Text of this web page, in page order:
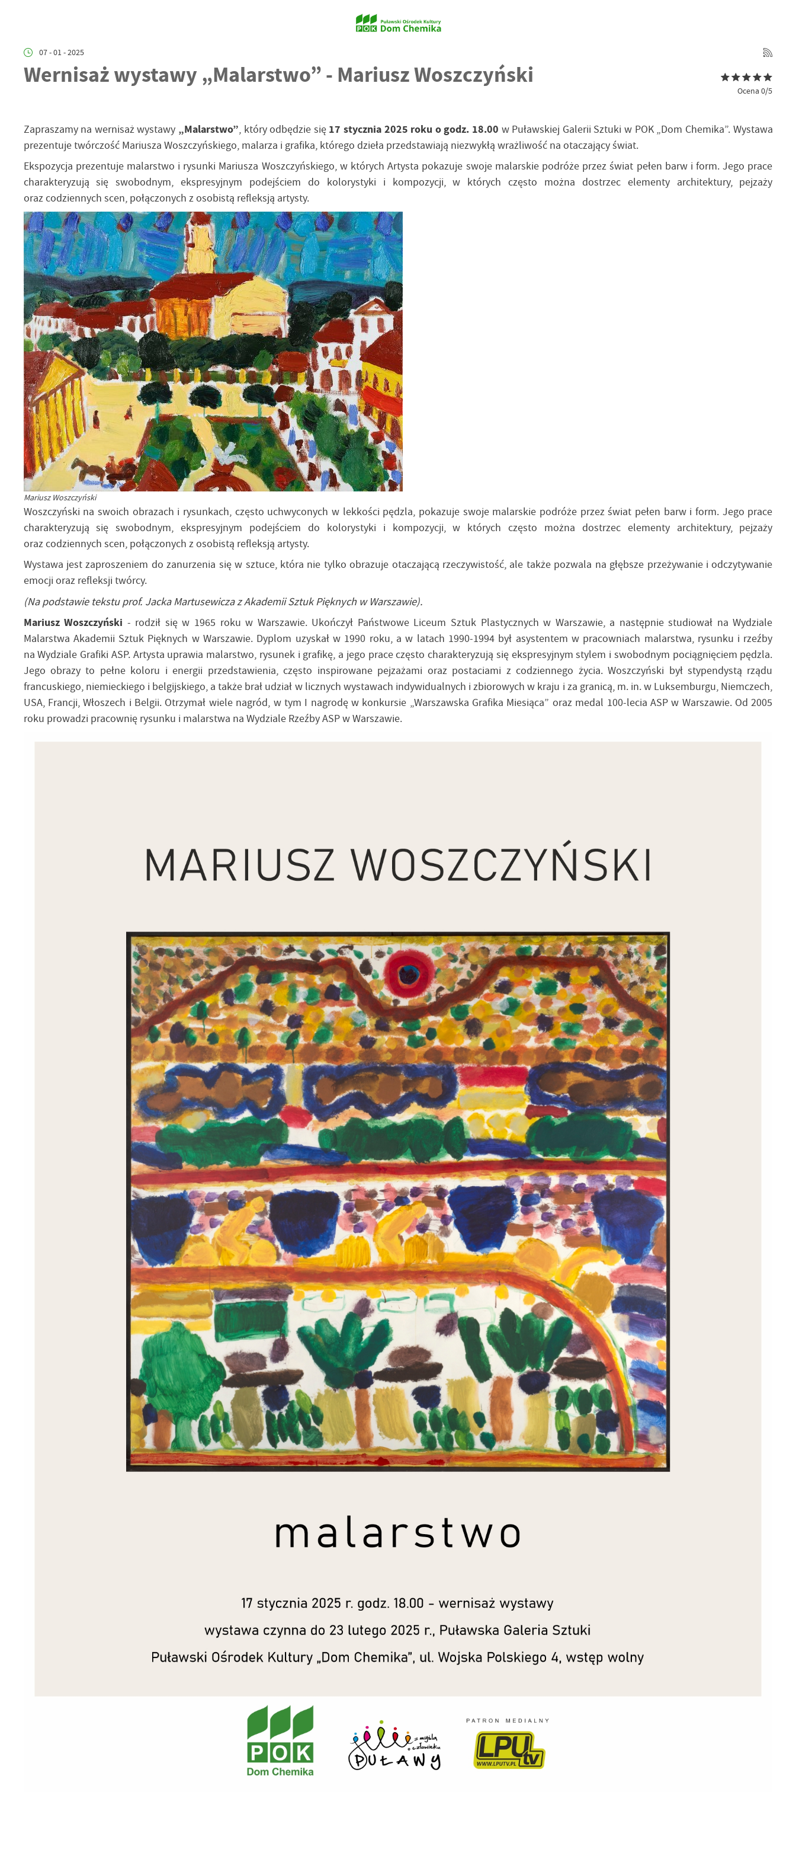
07 - 01 - 2025
Wernisaż wystawy „Malarstwo” - Mariusz Woszczyński
Ocena 0/5
Zapraszamy na wernisaż wystawy „Malarstwo”, który odbędzie się 17 stycznia 2025 roku o godz. 18.00 w Puławskiej Galerii Sztuki w POK „Dom Chemika”. Wystawa
prezentuje twórczość Mariusza Woszczyńskiego, malarza i grafika, którego dzieła przedstawiają niezwykłą wrażliwość na otaczający świat.
Ekspozycja prezentuje malarstwo i rysunki Mariusza Woszczyńskiego, w których Artysta pokazuje swoje malarskie podróże przez świat pełen barw i form. Jego prace
charakteryzują się swobodnym, ekspresyjnym podejściem do kolorystyki i kompozycji, w których często można dostrzec elementy architektury, pejzaży
oraz codziennych scen, połączonych z osobistą refleksją artysty.
Mariusz Woszczyński
Woszczyński na swoich obrazach i rysunkach, często uchwyconych w lekkości pędzla, pokazuje swoje malarskie podróże przez świat pełen barw i form. Jego prace
charakteryzują się swobodnym, ekspresyjnym podejściem do kolorystyki i kompozycji, w których często można dostrzec elementy architektury, pejzaży
oraz codziennych scen, połączonych z osobistą refleksją artysty.
Wystawa jest zaproszeniem do zanurzenia się w sztuce, która nie tylko obrazuje otaczającą rzeczywistość, ale także pozwala na głębsze przeżywanie i odczytywanie
emocji oraz refleksji twórcy.
(Na podstawie tekstu prof. Jacka Martusewicza z Akademii Sztuk Pięknych w Warszawie).
Mariusz Woszczyński - rodził się w 1965 roku w Warszawie. Ukończył Państwowe Liceum Sztuk Plastycznych w Warszawie, a następnie studiował na Wydziale
Malarstwa Akademii Sztuk Pięknych w Warszawie. Dyplom uzyskał w 1990 roku, a w latach 1990-1994 był asystentem w pracowniach malarstwa, rysunku i rzeźby
na Wydziale Grafiki ASP. Artysta uprawia malarstwo, rysunek i grafikę, a jego prace często charakteryzują się ekspresyjnym stylem i swobodnym pociągnięciem pędzla.
Jego obrazy to pełne koloru i energii przedstawienia, często inspirowane pejzażami oraz postaciami z codziennego życia. Woszczyński był stypendystą rządu
francuskiego, niemieckiego i belgijskiego, a także brał udział w licznych wystawach indywidualnych i zbiorowych w kraju i za granicą, m. in. w Luksemburgu, Niemczech,
USA, Francji, Włoszech i Belgii. Otrzymał wiele nagród, w tym I nagrodę w konkursie „Warszawska Grafika Miesiąca” oraz medal 100-lecia ASP w Warszawie. Od 2005
roku prowadzi pracownię rysunku i malarstwa na Wydziale Rzeźby ASP w Warszawie.